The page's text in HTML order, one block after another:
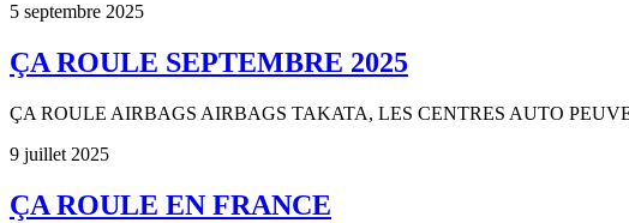
5 septembre 2025
ÇA ROULE SEPTEMBRE 2025
ÇA ROULE AIRBAGS AIRBAGS TAKATA, LES CENTRES AUTO
9 juillet 2025
ÇA ROULE EN FRANCE